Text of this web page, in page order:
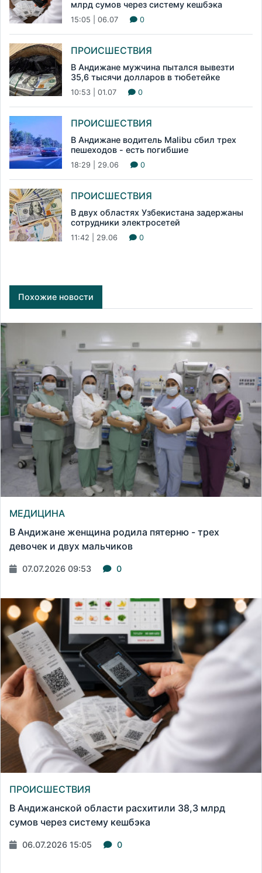
млрд сумов через систему кешбэка
15:05 | 06.07 0
ПРОИСШЕСТВИЯ
В Андижане мужчина пытался вывезти
35,6 тысячи долларов в тюбетейке
10:53 | 01.07 0
ПРОИСШЕСТВИЯ
В Андижане водитель Malibu сбил трех
пешеходов - есть погибшие
18:29 | 29.06 0
ПРОИСШЕСТВИЯ
В двух областях Узбекистана задержаны
сотрудники электросетей
11:42 | 29.06 0
Похожие новости
МЕДИЦИНА
В Андижане женщина родила пятерню - трех
девочек и двух мальчиков
07.07.2026 09:53 0
ПРОИСШЕСТВИЯ
В Андижанской области расхитили 38,3 млрд
сумов через систему кешбэка
06.07.2026 15:05 0